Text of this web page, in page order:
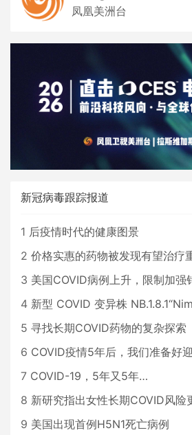
凤凰美洲台
新冠病毒跟踪报道
1 后疫情时代的健康图景
2 价格实惠的药物被发现有望治疗
3 美国COVID病例上升，限制加强
4 新型 COVID 变异株 NB.1.8.1“Nimbus”现
5 寻找长期COVID药物的复杂探索
6 COVID疫情5年后，我们准备好迎接
7 COVID-19，5年又5年…
8 新研究指出女性长期COVID风险更高
9 美国出现首例H5N1死亡病例